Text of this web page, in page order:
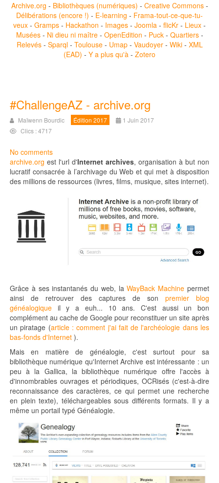
Archive.org - Bibliothèques (numériques) - Creative Commons-
Délibérations (encore !) - E-learning - Frama-tout-ce-que-tu-
veux - Gramps - Hackathon - Images - Joomla - flicKr - Lieux -
Musées- Ni dieu ni maître- OpenEdition - Puck- Quartiers-
Relevés- Sparql- Toulouse- Umap- Vaudoyer - Wiki- XML
(EAD) - Y a plus qu'à - Zotero
#ChallengeAZ - archive.org
Maïwenn Bourdic Édition 2017
1 Juin 2017
Clics : 4717
No comments
archive.org est l'url d'Internet archives, organisation à but non
lucratif consacrée à l’archivage du Web et qui met à disposition
des millions de ressources (livres, films, musique, sites internet).
Grâce à ses instantanés du web, laWayBack Machinepermet
ainsi de retrouver des captures de son premier blog
généalogique il y a euh... 10 ans. C'est aussi un bon
complément au cache de Google pour reconstituer un site après
un piratage (article : comment j'ai fait de l'archéologie dans les
bas-fonds d'Internet ).
Mais en matière de généalogie, c'est surtout pour sa
bibliothèque numérique qu'Internet Archive est intéressante : un
peu à la Gallica, la bibliothèque numérique offre l'accès à
d'innombrables ouvrages et périodiques, OCRisés (c'est-à-dire
reconnaissance des caractères, ce qui permet une recherche
en plein texte), téléchargeables sous différents formats. Il y a
même un portail typé Généalogie.